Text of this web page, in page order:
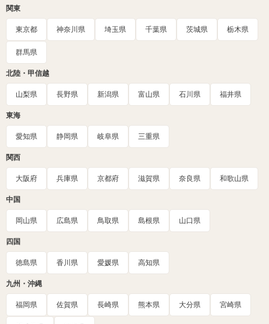
関東
東京都 神奈川県 埼玉県 千葉県 茨城県 栃木県
群馬県
北陸・甲信越
山梨県 長野県 新潟県 富山県 石川県 福井県
東海
愛知県 静岡県 岐阜県 三重県
関西
大阪府 兵庫県 京都府 滋賀県 奈良県 和歌山県
中国
岡山県 広島県 鳥取県 島根県 山口県
四国
徳島県 香川県 愛媛県 高知県
九州・沖縄
福岡県 佐賀県 長崎県 熊本県 大分県 宮崎県